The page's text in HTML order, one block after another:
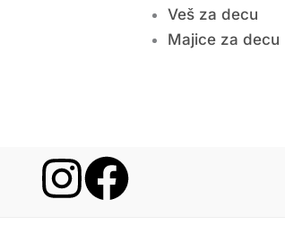
Veš za decu
Majice za decu